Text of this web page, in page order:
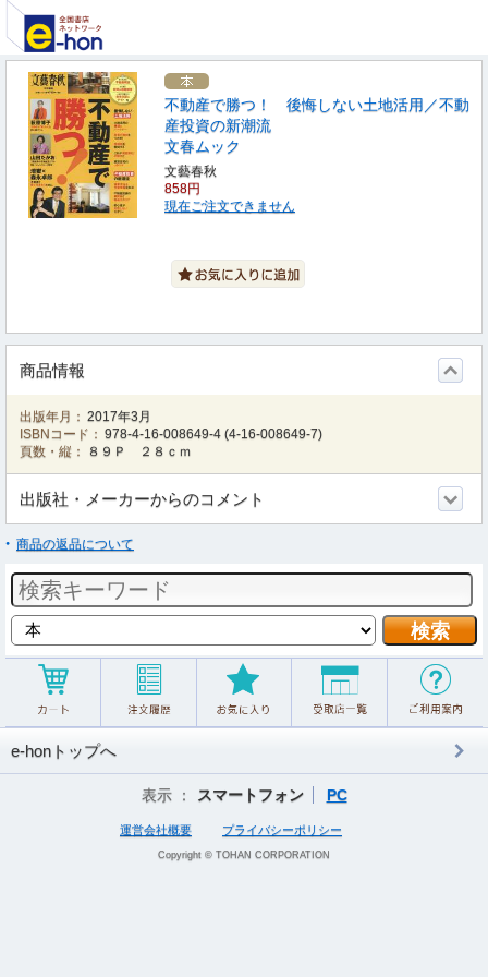
不動産で勝つ！ 後悔しない土地活用／不動
産投資の新潮流
文春ムック
文藝春秋
858円
現在ご注文できません
商品情報
出版年月： 2017年3月
ISBNコード： 978-4-16-008649-4 (4-16-008649-7)
頁数・縦：
８９Ｐ ２８ｃｍ
出版社・メーカーからのコメント
商品の返品について
e-honトップへ
表示 ： スマートフォン PC
運営会社概要 プライバシーポリシー
Copyright © TOHAN CORPORATION